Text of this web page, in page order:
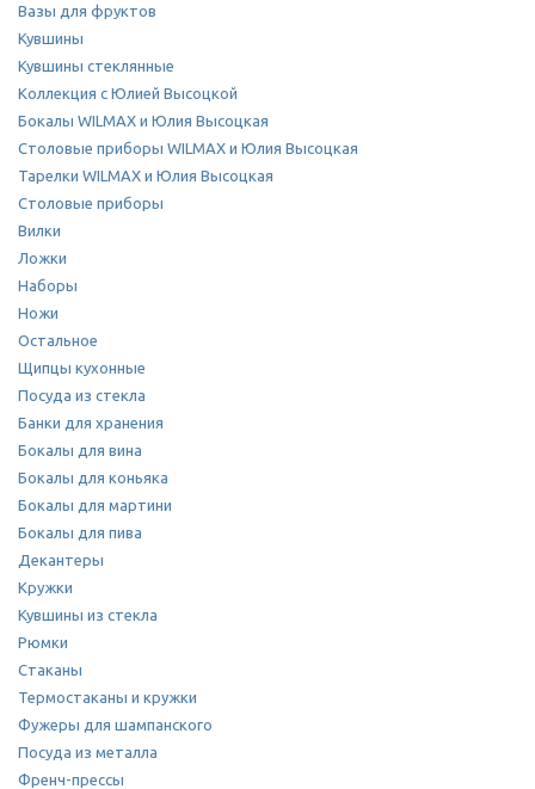
Вазы для фруктов
Кувшины
Кувшины стеклянные
Коллекция с Юлией Высоцкой
Бокалы WILMAX и Юлия Высоцкая
Столовые приборы WILMAX и Юлия Высоцкая
Тарелки WILMAX и Юлия Высоцкая
Столовые приборы
Вилки
Ложки
Наборы
Ножи
Остальное
Щипцы кухонные
Посуда из стекла
Банки для хранения
Бокалы для вина
Бокалы для коньяка
Бокалы для мартини
Бокалы для пива
Декантеры
Кружки
Кувшины из стекла
Рюмки
Стаканы
Термостаканы и кружки
Фужеры для шампанского
Посуда из металла
Френч-прессы